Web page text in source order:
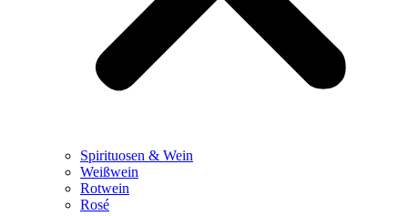
Spirituosen & Wein
Weißwein
Rotwein
Rosé